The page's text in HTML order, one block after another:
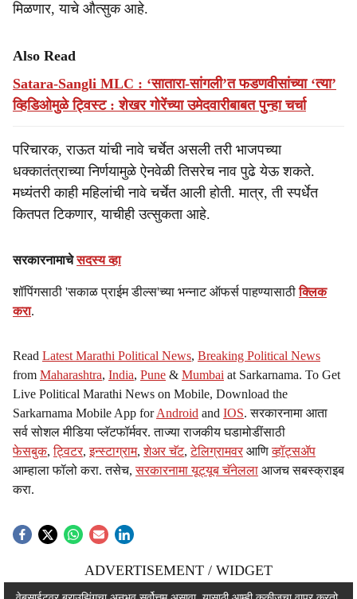
मिळणार, याचे औत्सुक आहे.
Also Read
Satara-Sangli MLC : ‘सातारा-सांगली’त फडणवीसांच्या ‘त्या’
व्हिडिओमुळे ट्विस्ट : शेखर गोरेंच्या उमेदवारीबाबत पुन्हा चर्चा
परिचारक, राऊत यांची नावे चर्चेत असली तरी भाजपच्या
धक्कातंत्राच्या निर्णयामुळे ऐनवेळी तिसरेच नाव पुढे येऊ शकते.
मध्यंतरी काही महिलांची नावे चर्चेत आली होती. मात्र, ती स्पर्धेत
कितपत टिकणार, याचीही उत्सुकता आहे.
सरकारनामाचेसदस्य व्हा
शॉपिंगसाठी 'सकाळ प्राईम डील्स'च्या भन्नाट ऑफर्स पाहण्यासाठीक्लिक
करा.
Read Latest Marathi Political News, Breaking Political News
from Maharashtra, India, Pune & Mumbai at Sarkarnama. To Get
Live Political Marathi News on Mobile, Download the
Sarkarnama Mobile App forAndroid and IOS. सरकारनामा आता
सर्व सोशल मीडिया प्लॅटफॉर्मवर. ताज्या राजकीय घडामोडींसाठी
फेसबुक,ट्विटर,इन्स्टाग्राम,शेअर चॅट,टेलिग्रामवर आणिव्हॉट्सॲप
आम्हाला फॉलो करा. तसेच,सरकारनामा यूट्यूब चॅनेलला आजच सबस्क्राइब
करा.
ADVERTISEMENT / WIDGET